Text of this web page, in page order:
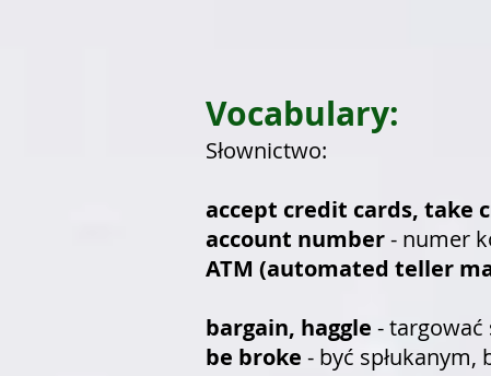
Vocabulary:
Słownictwo:
accept credit cards, take
account number- numer
ATM (automated teller
bargain, haggle - targować
be broke - być spłukanym,